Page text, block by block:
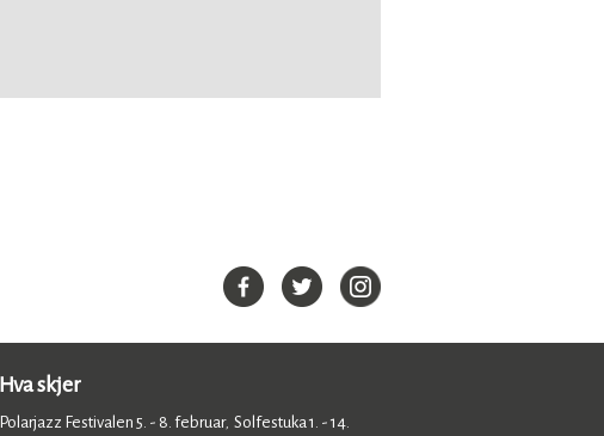
Hva skjer
Polarjazz Festivalen 5. - 8. februar, Solfestuka 1. - 14.